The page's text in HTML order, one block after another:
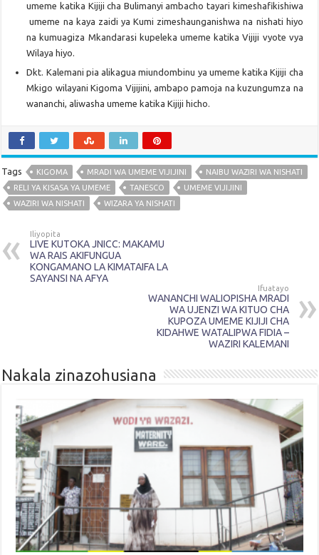
umeme katika Kijiji cha Bulimanyi ambacho tayari kimeshafikishiwa
umeme na kaya zaidi ya Kumi zimeshaunganishwa na nishati hiyo
na kumuagiza Mkandarasi kupeleka umeme katika Vijiji vyote vya
Wilaya hiyo.
Dkt. Kalemani pia alikagua miundombinu ya umeme katika Kijiji cha
Mkigo wilayani Kigoma Vijijini, ambapo pamoja na kuzungumza na
wananchi, aliwasha umeme katika Kijiji hicho.
Tags KIGOMA MRADI WA UMEME VIJIJINI
NAIBU WAZIRI WA NISHATI
RELI YA KISASA YA UMEME
TANESCO
UMEME VIJIJINI
WAZIRI WA NISHATI
WIZARA YA NISHATI
Iliyopita
LIVE KUTOKA JNICC: MAKAMU
WA RAIS AKIFUNGUA
KONGAMANO LA KIMATAIFA LA
SAYANSI NA AFYA
Ifuatayo
WANANCHI WALIOPISHA MRADI
WA UJENZI WA KITUO CHA
KUPOZA UMEME KIJIJI CHA
KIDAHWE WATALIPWA FIDIA –
WAZIRI KALEMANI
Nakala zinazohusiana